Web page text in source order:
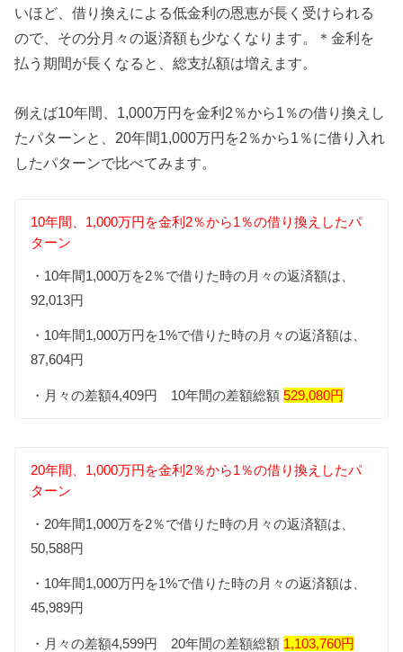
いほど、借り換えによる低金利の恩恵が長く受けられる
ので、その分月々の返済額も少なくなります。＊金利を
払う期間が長くなると、総支払額は増えます。
例えば10年間、1,000万円を金利2％から1％の借り換えし
たパターンと、20年間1,000万円を2％から1％に借り入れ
したパターンで比べてみます。
10年間、1,000万円を金利2％から1％の借り換えしたパ
ターン
・10年間1,000万を2％で借りた時の月々の返済額は、
92,013円
・10年間1,000万円を1%で借りた時の月々の返済額は、
87,604円
・月々の差額4,409円 10年間の差額総額529,080円
20年間、1,000万円を金利2％から1％の借り換えしたパ
ターン
・20年間1,000万を2％で借りた時の月々の返済額は、
50,588円
・10年間1,000万円を1%で借りた時の月々の返済額は、
45,989円
・月々の差額4,599円 20年間の差額総額 1,103,760円